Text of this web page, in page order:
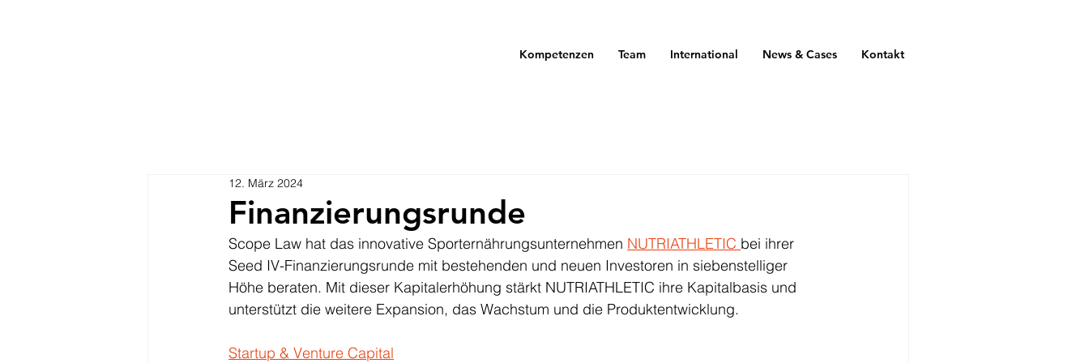
Kompetenzen Team International News & Cases Kontakt
Finanzierungsrunde
12. März 2024
Scope Law hat das innovative Sporternährungsunternehmen NUTRIATHLETIC bei ihrer
Seed IV-Finanzierungsrunde mit bestehenden und neuen Investoren in siebenstelliger
Höhe beraten. Mit dieser Kapitalerhöhung stärkt NUTRIATHLETIC ihre Kapitalbasis und
unterstützt die weitere Expansion, das Wachstum und die Produktentwicklung.
Startup & Venture Capital